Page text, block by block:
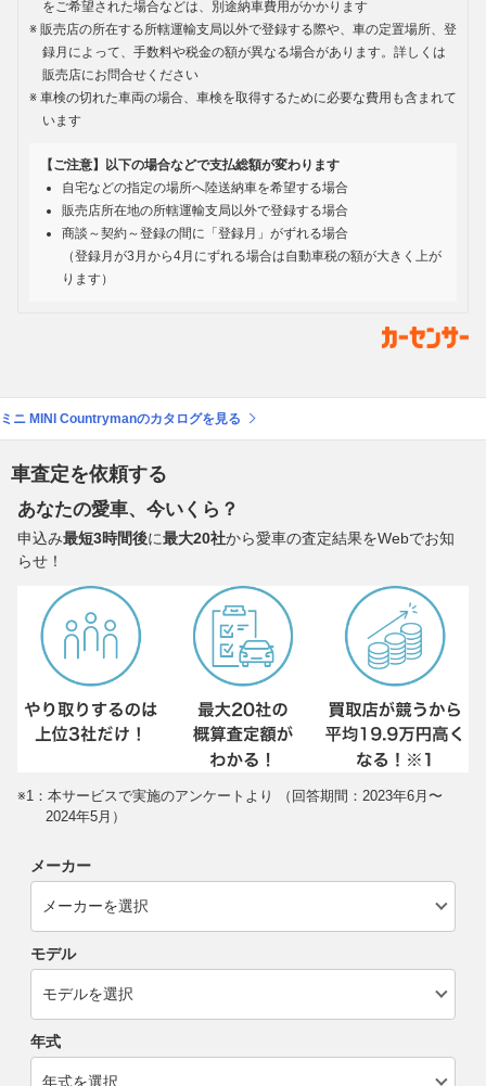
をご希望された場合などは、別途納車費用がかかります
販売店の所在する所轄運輸支局以外で登録する際や、車の定置場所、登
録月によって、手数料や税金の額が異なる場合があります。詳しくは
販売店にお問合せください
車検の切れた車両の場合、車検を取得するために必要な費用も含まれて
います
【ご注意】以下の場合などで支払総額が変わります
自宅などの指定の場所へ陸送納車を希望する場合
販売店所在地の所轄運輸支局以外で登録する場合
商談～契約～登録の間に「登録月」がずれる場合
（登録月が3月から4月にずれる場合は自動車税の額が大きく上が
ります）
ミニ MINI Countrymanのカタログを見る
車査定を依頼する
あなたの愛車、今いくら？
申込み最短3時間後に最大20社から愛車の査定結果をWebでお知
らせ！
※1：本サービスで実施のアンケートより （回答期間：2023年6月〜
2024年5月）
メーカー
モデル
年式